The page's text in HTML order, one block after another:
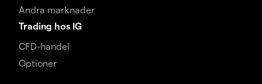
Andra marknader
Trading hos IG
CFD-handel
Optioner